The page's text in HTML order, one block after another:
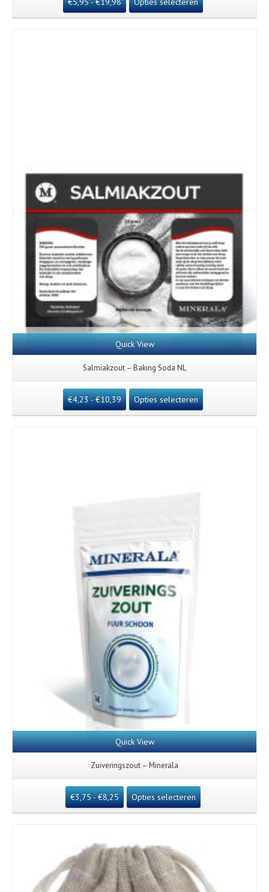
Quick View
Salmiakzout – Baking Soda NL
€4,23- €10,39 Opties selecteren
Quick View
Zuiveringszout – Minerala
€3,75- €8,25 Opties selecteren